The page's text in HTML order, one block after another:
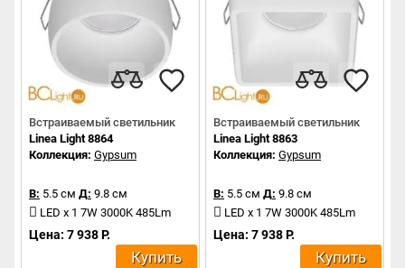
Встраиваемый светильник
Linea Light 8864
Коллекция: Gypsum
В: 5.5 см Д: 9.8 см
LED x 1 7W 3000K 485Lm
Цена: 7 938 Р.
Купить
Встраиваемый светильник
Linea Light 8863
Коллекция: Gypsum
В: 5.5 см Д: 9.8 см
LED x 1 7W 3000K 485Lm
Цена: 7 938 Р.
Купить